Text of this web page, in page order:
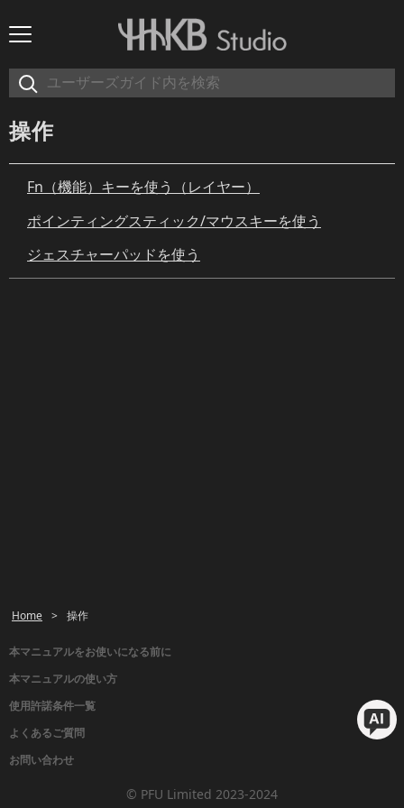
操作
Fn（機能）キーを使う（レイヤー）
ポインティングスティック/マウスキーを使う
ジェスチャーパッドを使う
Home > 操作
本マニュアルをお使いになる前に
本マニュアルの使い方
使用許諾条件一覧
よくあるご質問
お問い合わせ
© PFU Limited 2023-2024